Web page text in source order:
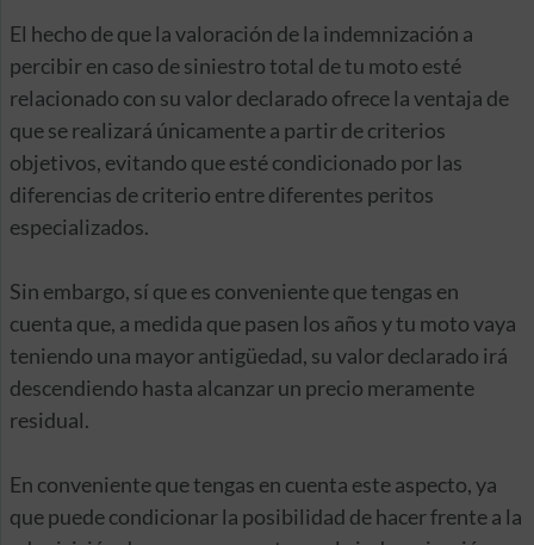
El hecho de que la valoración de la indemnización a
percibir en caso de siniestro total de tu moto esté
relacionado con su valor declarado ofrece la ventaja de
que se realizará únicamente a partir de criterios
objetivos, evitando que esté condicionado por las
diferencias de criterio entre diferentes peritos
especializados.
Sin embargo, sí que es conveniente que tengas en
cuenta que, a medida que pasen los años y tu moto vaya
teniendo una mayor antigüedad, su valor declarado irá
descendiendo hasta alcanzar un precio meramente
residual.
En conveniente que tengas en cuenta este aspecto, ya
que puede condicionar la posibilidad de hacer frente a la